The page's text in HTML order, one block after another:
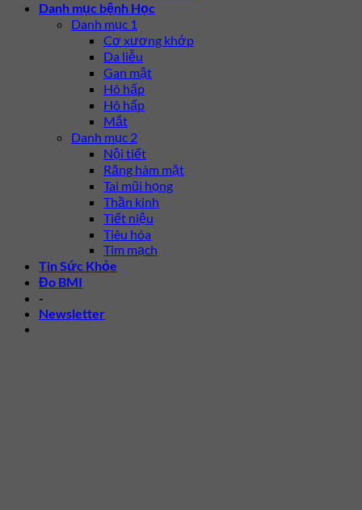
Danh mục bệnh Học
Danh mục 1
Cơ xương khớp
Da liễu
Gan mật
Hô hấp
Hô hấp
Mắt
Danh mục 2
Nội tiết
Răng hàm mặt
Tai mũi họng
Thần kinh
Tiết niệu
Tiêu hóa
Tim mạch
Tin Sức Khỏe
Đo BMI
-
Newsletter